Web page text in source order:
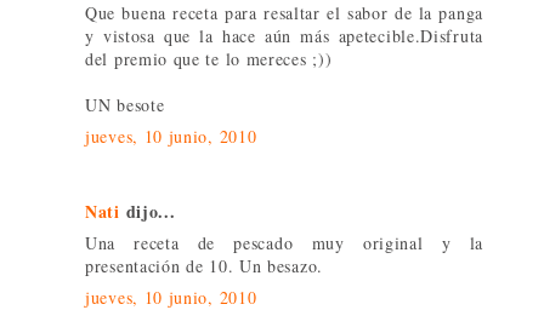
Que buena receta para resaltar el sabor de la panga
y vistosa que la hace aún más apetecible.Disfruta
del premio que te lo mereces ;))
UN besote
jueves, 10 junio, 2010
Nati dijo...
Una receta de pescado muy original y la
presentación de 10. Un besazo.
jueves, 10 junio, 2010